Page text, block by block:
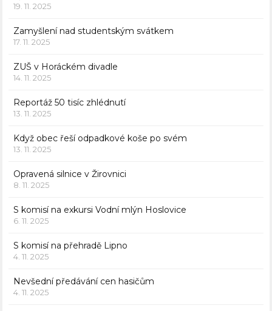
19. 11. 2025
Zamyšlení nad studentským svátkem
17. 11. 2025
ZUŠ v Horáckém divadle
14. 11. 2025
Reportáž 50 tisíc zhlédnutí
13. 11. 2025
Když obec řeší odpadkové koše po svém
13. 11. 2025
Opravená silnice v Žirovnici
8. 11. 2025
S komisí na exkursi Vodní mlýn Hoslovice
6. 11. 2025
S komisí na přehradě Lipno
4. 11. 2025
Nevšední předávání cen hasičům
4. 11. 2025